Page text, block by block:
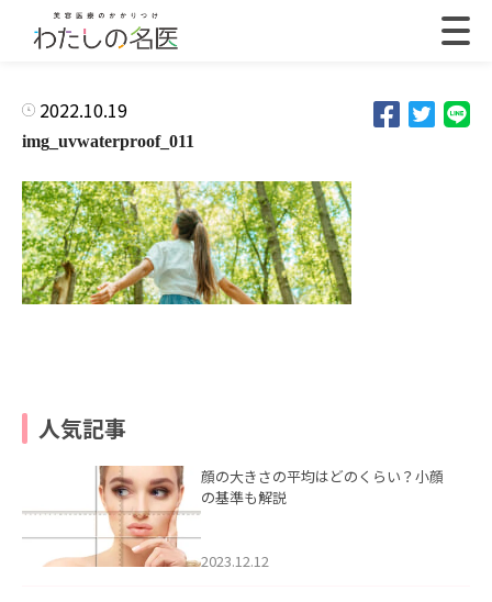
2022.10.19
img_uvwaterproof_011
人気記事
顔の大きさの平均はどのくらい？小顔
の基準も解説
2023.12.12